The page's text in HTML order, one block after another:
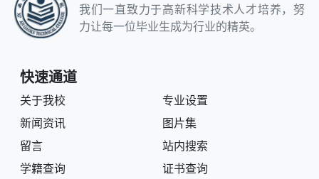
我们一直致力于高新科学技术人才培养，努
力让每一位毕业生成为行业的精英。
快速通道
关于我校
专业设置
新闻资讯
图片集
留言
站内搜索
学籍查询
证书查询